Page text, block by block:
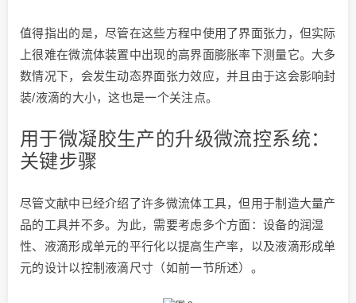
值得指出的是，尽管在这些方程中使用了界面张力，但实际
上很难在微流体装置中出现的高界面膨胀率下测量它。大多
数情况下，会发生动态界面张力效应，并且由于这会影响封
装/液滴的大小，这也是一个关注点。
用于微凝胶生产的升级微流控系统：
关键步骤
尽管文献中已经介绍了许多微流体工具，但用于制造大量产
品的工具并不多。为此，需要考虑多个方面：设备的润湿
性、液滴形成单元的平行化以提高生产率，以及液滴形成单
元的设计以控制液滴尺寸（如前一节所述）。